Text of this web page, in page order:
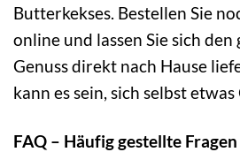
Butterkekses. Bestellen Sie
online und lassen Sie sich
Genuss direkt nach Hause
kann es sein, sich selbst
FAQ – Häufig gestellte